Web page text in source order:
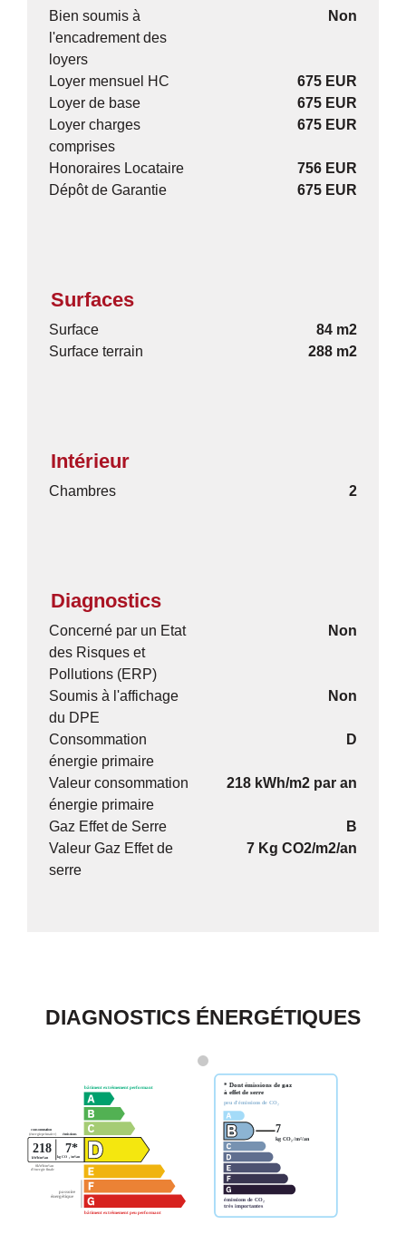
Bien soumis à
l'encadrement des
loyers
Non
Loyer mensuel HC
675 EUR
Loyer de base
675 EUR
Loyer charges
comprises
675 EUR
Honoraires Locataire
756 EUR
Dépôt de Garantie
675 EUR
Surfaces
Surface
84 m2
Surface terrain
288 m2
Intérieur
Chambres 2
Diagnostics
Concerné par un Etat
des Risques et
Pollutions (ERP)
Non
Soumis à l'affichage
du DPE
Non
Consommation
énergie primaire
D
Valeur consommation
énergie primaire
218 kWh/m2 par an
Gaz Effet de Serre
B
Valeur Gaz Effet de
serre
7 Kg CO2/m2/an
DIAGNOSTICS ÉNERGÉTIQUES